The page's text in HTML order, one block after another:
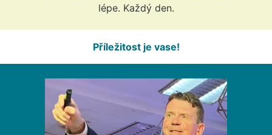
lépe. Každý den.
Příležitost je vase!